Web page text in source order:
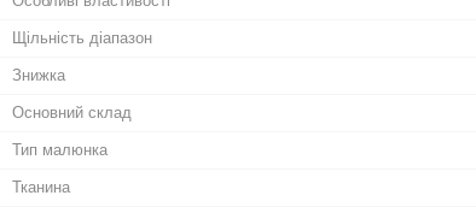
Щільність діапазон
Знижка
Основний склад
Тип малюнка
Тканина